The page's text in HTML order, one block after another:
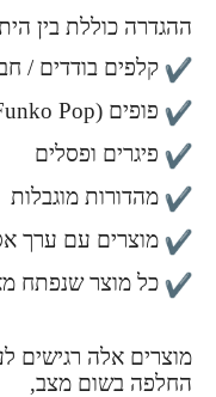
ההגדרה כוללת בין
קלפים בודדים /
פופים (Funko Pop)
פיגרים ופסלים
מהדורות מוגבלות
מוצרים עם ערך
כל מוצר שנפתח
מוצרים אלה רגישים
החלפה בשום מצב,